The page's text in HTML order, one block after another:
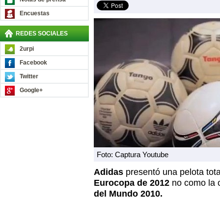
Encuestas
REDES SOCIALES
2urpi
Facebook
Twitter
Google+
Foto: Captura Youtube
Adidas presentó una pelota
Eurocopa de 2012 no como la
del Mundo 2010.